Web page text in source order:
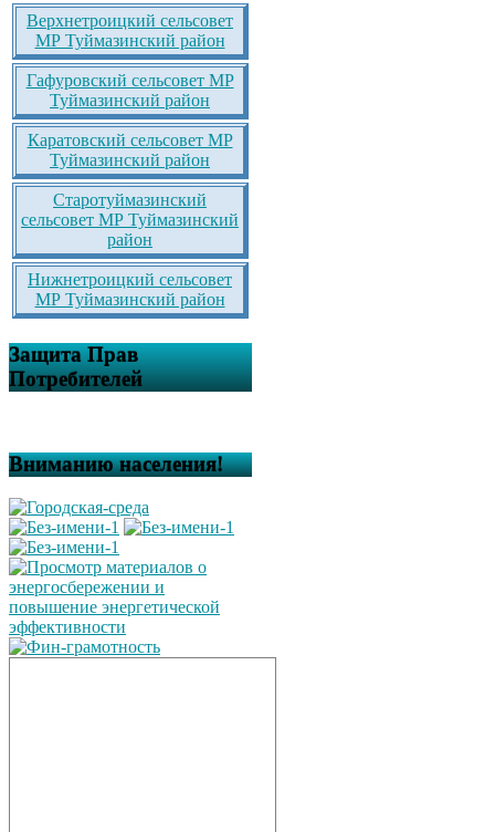
Верхнетроицкий сельсовет
МР Туймазинский район
Гафуровский сельсовет МР
Туймазинский район
Каратовский сельсовет МР
Туймазинский район
Старотуймазинский
сельсовет МР Туймазинский
район
Нижнетроицкий сельсовет
МР Туймазинский район
Защита Прав
Потребителей
Вниманию населения!